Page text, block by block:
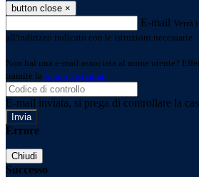
button close ×
E-mail Verrà
all'indirizzo indicato con le istruzioni necessarie.
Non hai una e-mail associata al nome utente?
tramite la Login Spaggiari
E-mail inviata, si prega di controllare la
Errore
Chiudi
Successo